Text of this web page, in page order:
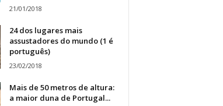
21/01/2018
24 dos lugares mais
assustadores do mundo (1 é
português)
23/02/2018
Mais de 50 metros de altura:
a maior duna de Portugal...